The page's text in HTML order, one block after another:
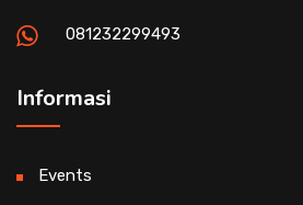
081232299493
Informasi
Events